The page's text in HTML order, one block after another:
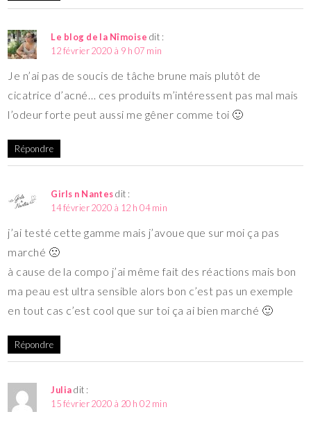
Le blog de la Nîmoise dit :
12 février 2020 à 9 h 07 min
Je n’ai pas de soucis de tâche brune mais plutôt de
cicatrice d’acné… ces produits m’intéressent pas mal mais
l’odeur forte peut aussi me gêner comme toi 🙂
Répondre
Girls n Nantes dit :
14 février 2020 à 12 h 04 min
j’ai testé cette gamme mais j’avoue que sur moi ça pas
marché 🙁
à cause de la compo j’ai même fait des réactions mais bon
ma peau est ultra sensible alors bon c’est pas un exemple
en tout cas c’est cool que sur toi ça ai bien marché 🙂
Répondre
Juliadit :
15 février 2020 à 20 h 02 min